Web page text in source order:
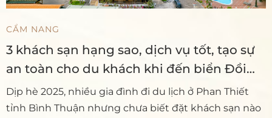
CẨM NANG
3 khách sạn hạng sao, dịch vụ tốt, tạo sự
an toàn cho du khách khi đến biển Đồi
Dương, TP. Phan Thiết tỉnh Bình Thuận
Dịp hè 2025, nhiều gia đình đi du lịch ở Phan Thiết
tỉnh Bình Thuận nhưng chưa biết đặt khách sạn nào